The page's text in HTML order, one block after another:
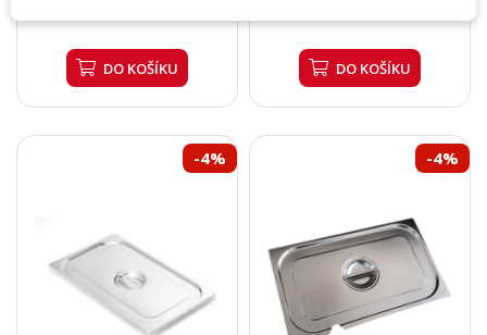
DO KOŠÍKU DO KOŠÍKU
-4% -4%